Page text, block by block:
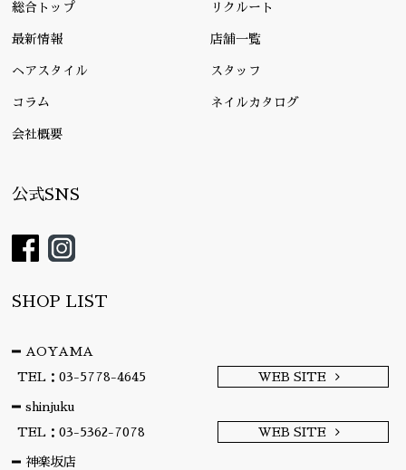
総合トップ リクルート
最新情報 店舗一覧
ヘアスタイル スタッフ
コラム ネイルカタログ
会社概要
公式SNS
SHOP LIST
AOYAMA
TEL：03-5778-4645
WEB SITE
shinjuku
TEL：03-5362-7078
WEB SITE
神楽坂店